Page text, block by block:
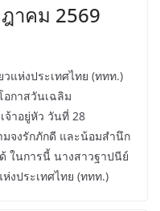
าคม 2569
แห่งประเทศไทย (ททท.)
อกาสวันเฉลิม
จ้าอยู่หัว วันที่ 28
มจงรักภักดี และน้อมสำนึก
ในการนี้ นางสาวฐาปนีย์
งประเทศไทย (ททท.)